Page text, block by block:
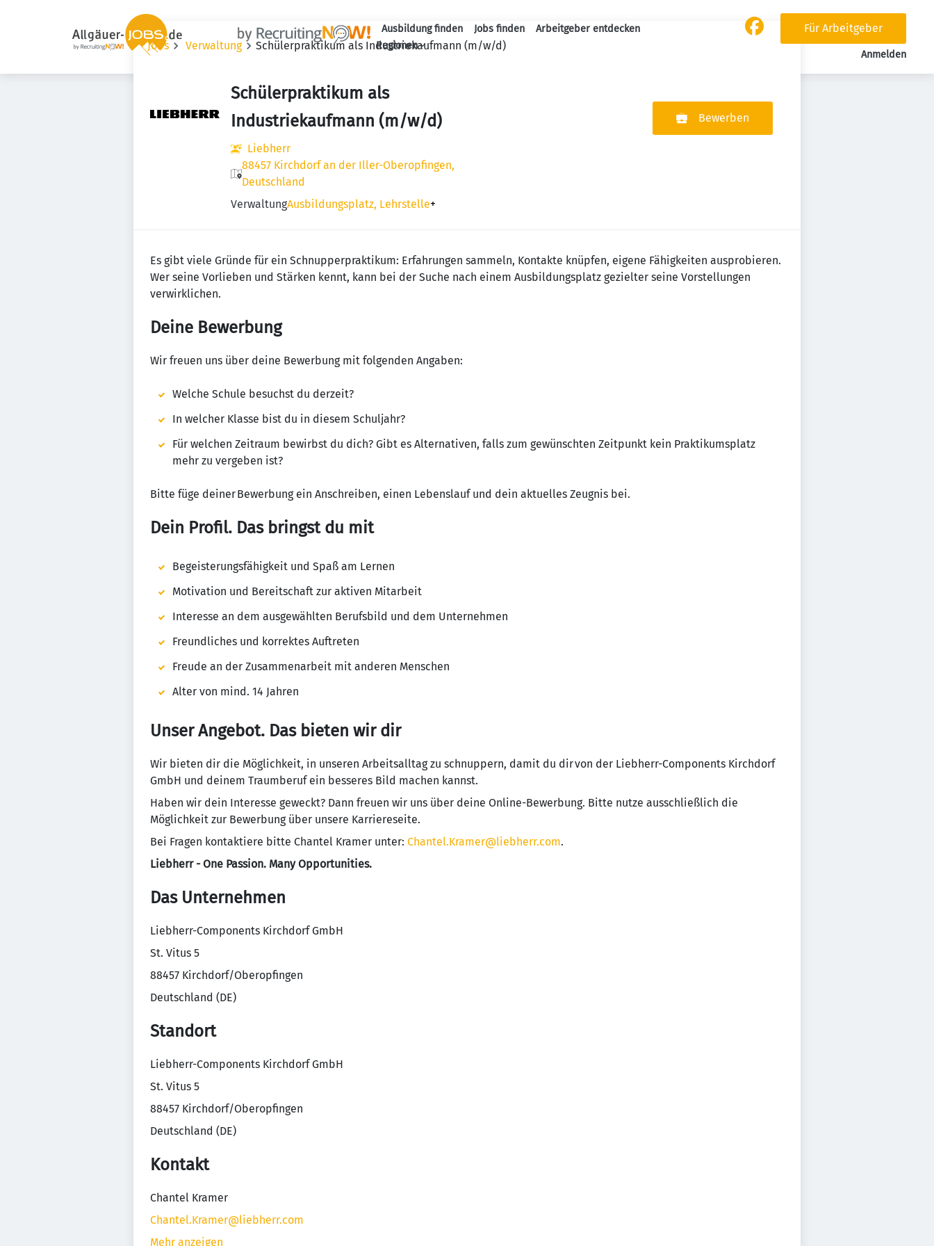
Ausbildung finden Jobs finden
Arbeitgeber entdecken
Regionen
Für Arbeitgeber
Anmelden
Jobs Verwaltung Schülerpraktikum als Industriekaufmann (m/w/d)
Schülerpraktikum als
Industriekaufmann (m/w/d)
Liebherr
88457 Kirchdorf an der Iller-Oberopfingen,
Deutschland
VerwaltungAusbildungsplatz, Lehrstelle+
Bewerben
Es gibt viele Gründe für ein Schnupperpraktikum: Erfahrungen sammeln, Kontakte knüpfen, eigene Fähigkeiten ausprobieren.
Wer seine Vorlieben und Stärken kennt, kann bei der Suche nach einem Ausbildungsplatz gezielter seine Vorstellungen
verwirklichen.
Deine Bewerbung
Wir freuen uns über deine Bewerbung mit folgenden Angaben:
Welche Schule besuchst du derzeit?
In welcher Klasse bist du in diesem Schuljahr?
Für welchen Zeitraum bewirbst du dich? Gibt es Alternativen, falls zum gewünschten Zeitpunkt kein Praktikumsplatz
mehr zu vergeben ist?
Bitte füge deiner Bewerbung ein Anschreiben, einen Lebenslauf und dein aktuelles Zeugnis bei.
Dein Profil. Das bringst du mit
Begeisterungsfähigkeit und Spaß am Lernen
Motivation und Bereitschaft zur aktiven Mitarbeit
Interesse an dem ausgewählten Berufsbild und dem Unternehmen
Freundliches und korrektes Auftreten
Freude an der Zusammenarbeit mit anderen Menschen
Alter von mind. 14 Jahren
Unser Angebot. Das bieten wir dir
Wir bieten dir die Möglichkeit, in unseren Arbeitsalltag zu schnuppern, damit du dir von der Liebherr-Components Kirchdorf
GmbH und deinem Traumberuf ein besseres Bild machen kannst.
Haben wir dein Interesse geweckt? Dann freuen wir uns über deine Online-Bewerbung. Bitte nutze ausschließlich die
Möglichkeit zur Bewerbung über unsere Karriereseite.
Bei Fragen kontaktiere bitte Chantel Kramer unter: Chantel.Kramer@liebherr.com.
Liebherr - One Passion. Many Opportunities.
Das Unternehmen
Liebherr-Components Kirchdorf GmbH
St. Vitus 5
88457 Kirchdorf/Oberopfingen
Deutschland (DE)
Standort
Liebherr-Components Kirchdorf GmbH
St. Vitus 5
88457 Kirchdorf/Oberopfingen
Deutschland (DE)
Kontakt
Chantel Kramer
Chantel.Kramer@liebherr.com
Mehr anzeigen